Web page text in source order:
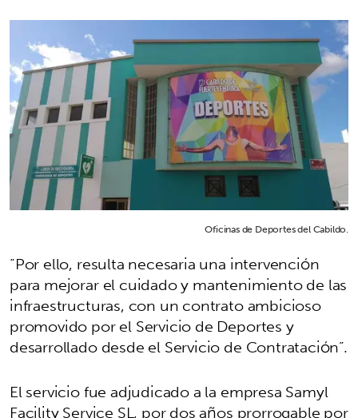
Oficinas de Deportes del Cabildo.
“Por ello, resulta necesaria una intervención
para mejorar el cuidado y mantenimiento de las
infraestructuras, con un contrato ambicioso
promovido por el Servicio de Deportes y
desarrollado desde el Servicio de Contratación”.
El servicio fue adjudicado a la empresa Samyl
Facility Service SL, por dos años prorrogable por